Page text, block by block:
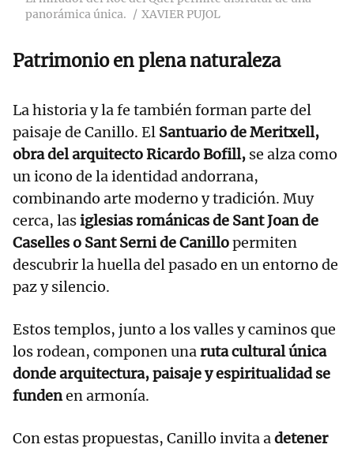
panorámica única.
XAVIER PUJOL
Patrimonio en plena naturaleza
La historia y la fe también forman parte del
paisaje de Canillo. El Santuario de Meritxell,
obra del arquitecto Ricardo Bofill, se alza como
un icono de la identidad andorrana,
combinando arte moderno y tradición. Muy
cerca, lasiglesias románicas de Sant Joan de
Caselles o Sant Serni de Canillopermiten
descubrir la huella del pasado en un entorno de
paz y silencio.
Estos templos, junto a los valles y caminos que
los rodean, componen unaruta cultural única
donde arquitectura, paisaje y espiritualidad se
fundenen armonía.
Con estas propuestas, Canillo invita adetener